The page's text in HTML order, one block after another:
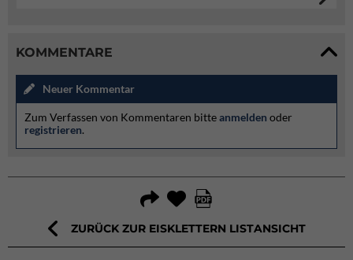
KOMMENTARE
Neuer Kommentar
Zum Verfassen von Kommentaren bitteanmelden oder
registrieren.
ZURÜCK ZUR EISKLETTERN LISTANSICHT